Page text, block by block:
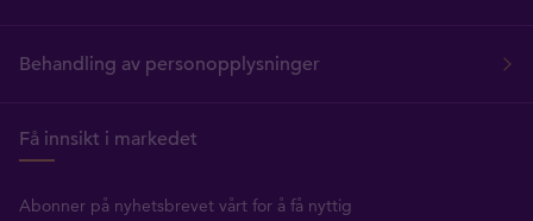
Behandling av personopplysninger
Få innsikt i markedet
Abonner på nyhetsbrevet vårt for å få nyttig